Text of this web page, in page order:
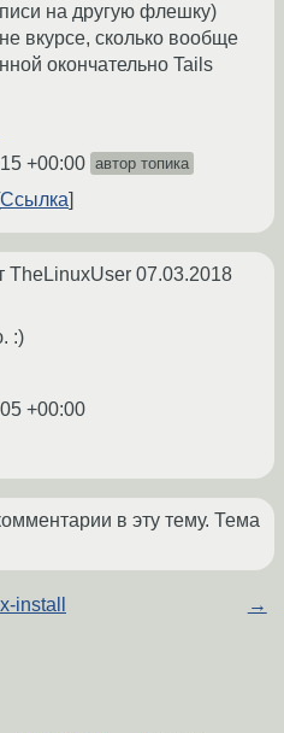
на другую флешку)
вкурсе, сколько вообще
окончательно Tails
+00:00 автор топика
Ссылка
TheLinuxUser 07.03.2018
:)
+00:00
в эту тему. Тема
install →